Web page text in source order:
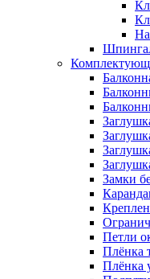
Замки
Петли
Плёнка
Плёнка